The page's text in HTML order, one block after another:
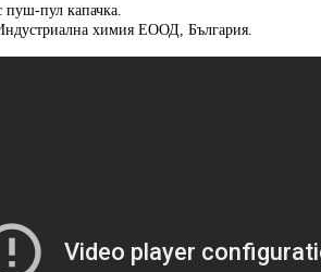
пуш-пул капачка.
химия ЕООД, България.